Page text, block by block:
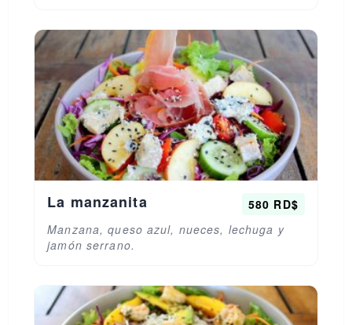
La manzanita
580 RD$
Manzana, queso azul, nueces, lechuga y
jamón serrano.